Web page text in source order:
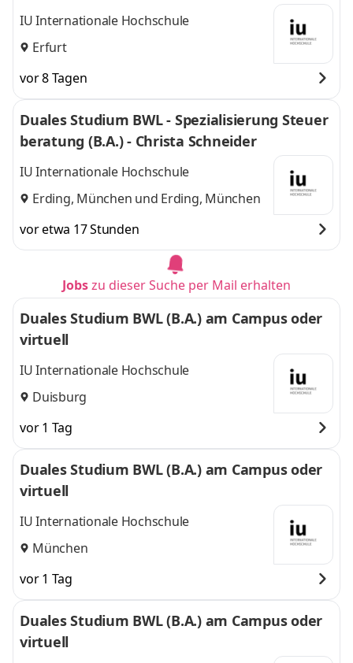
IU Internationale Hochschule
Erfurt
vor 8 Tagen
Duales Studium BWL - Spezialisierung Steuer
beratung (B.A.) - Christa Schneider
IU Internationale Hochschule
Erding, München und Erding, München
vor etwa 17 Stunden
Jobszu dieser Suche per Mail erhalten
Duales Studium BWL (B.A.) am Campus oder
virtuell
IU Internationale Hochschule
Duisburg
vor 1 Tag
Duales Studium BWL (B.A.) am Campus oder
virtuell
IU Internationale Hochschule
München
vor 1 Tag
Duales Studium BWL (B.A.) am Campus oder
virtuell